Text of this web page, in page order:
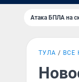
Атака БПЛА на
ТУЛА ВСЕ